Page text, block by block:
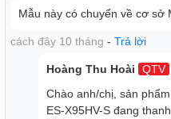
Mẫu này có chuyển về cơ sở
cách đây 10 tháng - Trả lời
Hoàng Thu Hoài
QTV
Chào anh/chị, sản
ES-X95HV-S đang